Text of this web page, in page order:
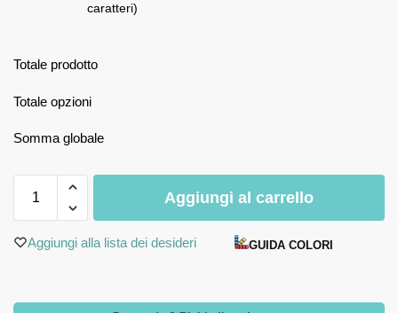
caratteri)
Totale prodotto
Totale opzioni
Somma globale
Aggiungi al carrello
Aggiungi alla lista dei desideri GUIDA COLORI